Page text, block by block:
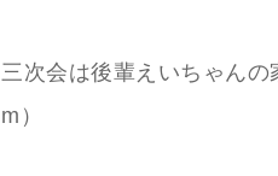
三次会は後輩えいちゃん
m）